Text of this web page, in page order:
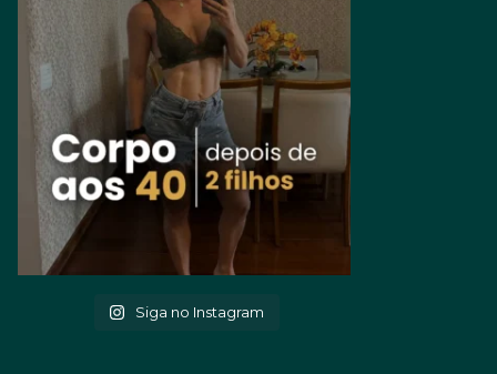
Siga no Instagram